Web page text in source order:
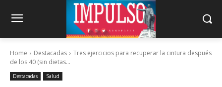
Home Destacadas
Tres ejercicios para recuperar la cintura después
de los 40 (sin dietas...
Destacadas Salud